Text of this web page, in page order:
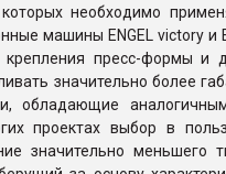
необходимо
машины ENGEL victory и
пресс-формы и
значительно более
обладающие
проектах выбор в
значительно меньшего